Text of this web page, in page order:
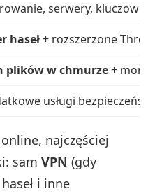
serwery, kluczowe
haseł+ rozszerzone
plików w chmurze+
usługi
najczęściej
samVPN (gdy
i inne